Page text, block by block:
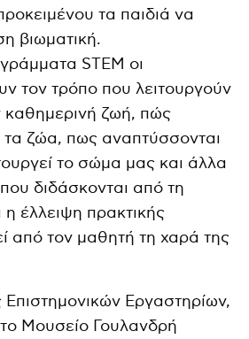
τα παιδιά να
βιωματική.
STEM οι
τον τρόπο που λειτουργούν
καθημερινή ζωή, πώς
τα ζώα, πως αναπτύσσονται
το σώμα μας και άλλα
διδάσκονται από τη
έλλειψη πρακτικής
από τον μαθητή τη χαρά της
Εργαστηρίων,
Μουσείο Γουλανδρή